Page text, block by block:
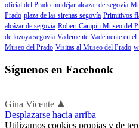
oficial del Prado mudéjar alcazar de segovia
Prado plaza de las sirenas segovía Primitivos
alcázar de segovia Robert Campin Museo del
de lozoya segovía Vademente Vademente en el
Museo del Prado Visitas al Museo del Prado
Síguenos en Facebook
Gina Vicente ♟
Desplazarse hacia arriba
Utilizamos cookies propias y de